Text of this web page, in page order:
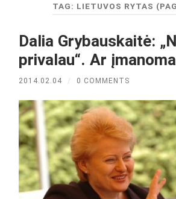
TAG: LIETUVOS RYTAS
Dalia Grybauskaitė:
privalau“. Ar
2014.02.04 / 0 COMMENTS